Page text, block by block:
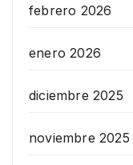
febrero 2026
enero 2026
diciembre 2025
noviembre 2025